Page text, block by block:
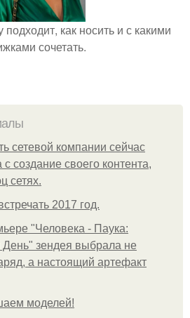
как носить и с какими
сочетать.
сетевой компании сейчас
создание своего контента,
сетях.
2017 год.
"Человека - Паука:
зендея выбрала не
а настоящий артефакт
моделей!